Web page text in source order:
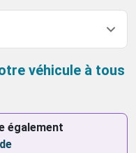
véhicule à tous
également